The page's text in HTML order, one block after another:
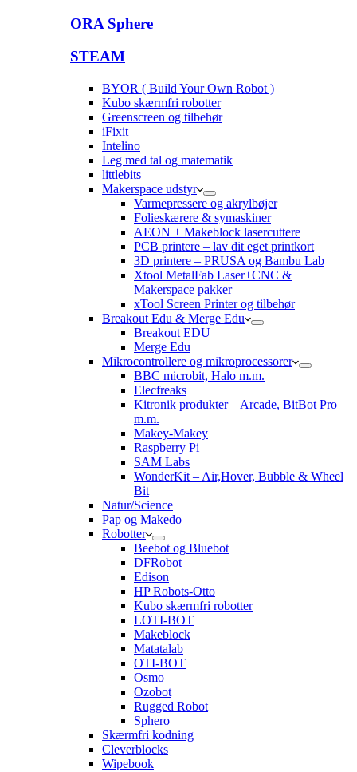
ORA Sphere
STEAM
BYOR ( Build Your Own Robot )
Kubo skærmfri robotter
Greenscreen og tilbehør
iFixit
Intelino
Leg med tal og matematik
littlebits
Makerspace udstyr
Varmepressere og akrylbøjer
Folieskærere & symaskiner
AEON + Makeblock lasercuttere
PCB printere – lav dit eget printkort
3D printere – PRUSA og Bambu Lab
Xtool MetalFab Laser+CNC &
Makerspace pakker
xTool Screen Printer og tilbehør
Breakout Edu & Merge Edu
Breakout EDU
Merge Edu
Mikrocontrollere og mikroprocessorer
BBC microbit, Halo m.m.
Elecfreaks
Kitronik produkter – Arcade, BitBot Pro
m.m.
Makey-Makey
Raspberry Pi
SAM Labs
WonderKit – Air,Hover, Bubble & Wheel
Bit
Natur/Science
Pap og Makedo
Robotter
Beebot og Bluebot
DFRobot
Edison
HP Robots-Otto
Kubo skærmfri robotter
LOTI-BOT
Makeblock
Matatalab
OTI-BOT
Osmo
Ozobot
Rugged Robot
Sphero
Skærmfri kodning
Cleverblocks
Wipebook